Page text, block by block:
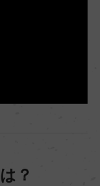
？